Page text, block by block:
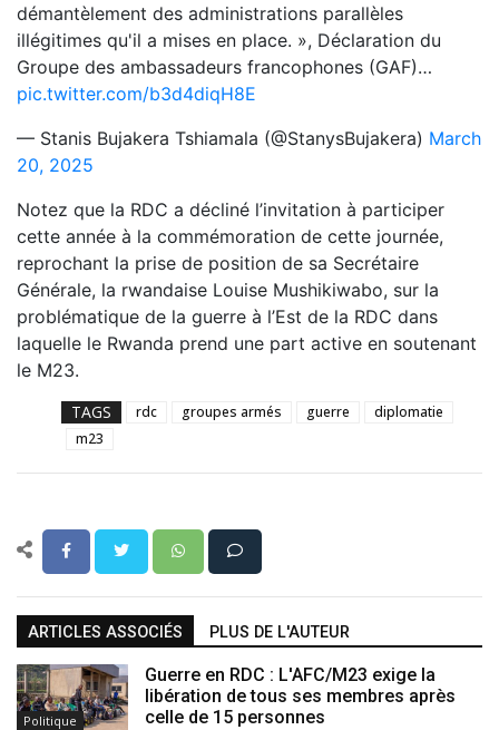
démantèlement des administrations parallèles
illégitimes qu'il a mises en place. », Déclaration du
Groupe des ambassadeurs francophones (GAF)…
pic.twitter.com/b3d4diqH8E
— Stanis Bujakera Tshiamala (@StanysBujakera) March
20, 2025
Notez que la RDC a décliné l’invitation à participer
cette année à la commémoration de cette journée,
reprochant la prise de position de sa Secrétaire
Générale, la rwandaise Louise Mushikiwabo, sur la
problématique de la guerre à l’Est de la RDC dans
laquelle le Rwanda prend une part active en soutenant
le M23.
TAGS rdc groupes armés guerre
diplomatie
m23
ARTICLES ASSOCIÉS PLUS DE L'AUTEUR
Politique
Guerre en RDC : L'AFC/M23 exige la
libération de tous ses membres après
celle de 15 personnes